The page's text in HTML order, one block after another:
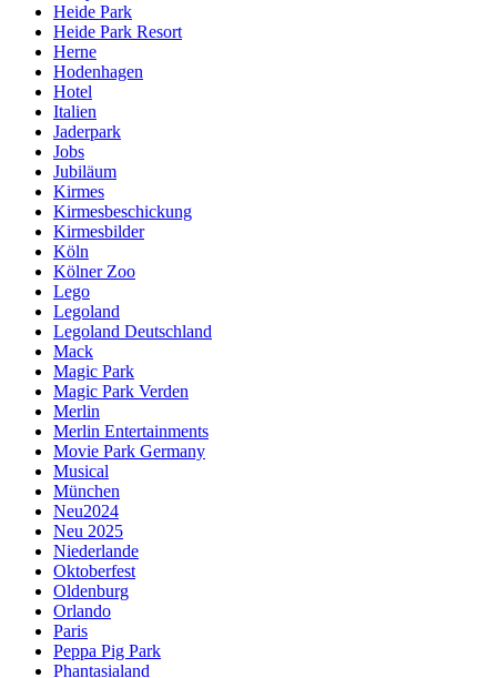
Heide Park
Heide Park Resort
Herne
Hodenhagen
Hotel
Italien
Jaderpark
Jobs
Jubiläum
Kirmes
Kirmesbeschickung
Kirmesbilder
Köln
Kölner Zoo
Lego
Legoland
Legoland Deutschland
Mack
Magic Park
Magic Park Verden
Merlin
Merlin Entertainments
Movie Park Germany
Musical
München
Neu2024
Neu 2025
Niederlande
Oktoberfest
Oldenburg
Orlando
Paris
Peppa Pig Park
Phantasialand